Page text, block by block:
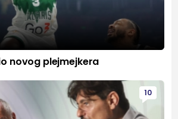
novog plejmejkera
10